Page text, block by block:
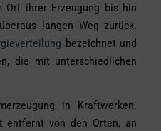
Ort ihrer Erzeugung bis hin
langen Weg zurück.
bezeichnet und
die mit unterschiedlichen
in Kraftwerken.
entfernt von den Orten, an